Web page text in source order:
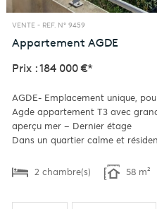
VENTE - REF. N° 9459
Appartement AGDE
Prix : 184 000 €*
AGDE- Emplacement unique,
Agde appartement T3 avec
aperçu mer – Dernier étage
Dans un quartier calme et
2 chambre(s) 58 m²